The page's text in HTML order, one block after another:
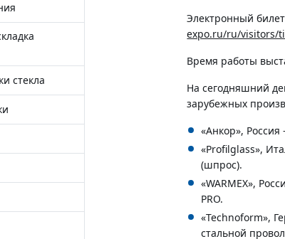
стекла
Электронный
expo.ru/ru/visitors/
Время работы
На сегодняшний
зарубежных
«Анкор»,
«Profilglass»,
(шпрос).
«WARMEX»,
PRO.
«Technoform»,
стальной